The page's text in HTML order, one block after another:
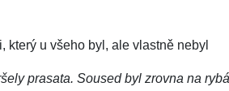
který u všeho byl, ale vlastně nebyl
prasata. Soused byl zrovna na